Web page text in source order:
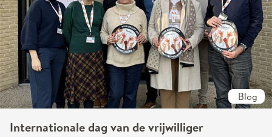
Blog
Internationale dag van de vrijwilliger